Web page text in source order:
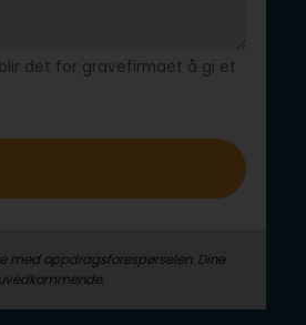
det for gravefirmaet å gi et
med oppdrags­forespørselen. Dine